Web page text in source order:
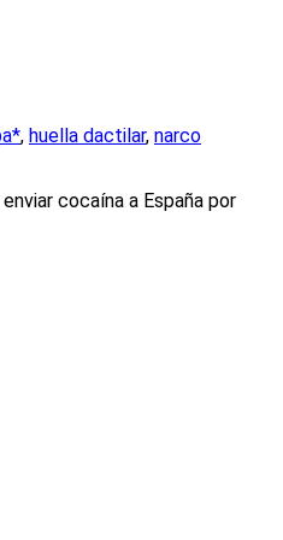
, huella dactilar, narco
cocaína a España por